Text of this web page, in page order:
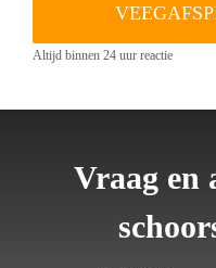
Altijd binnen 24 uur reactie
Vraag en